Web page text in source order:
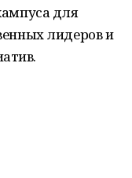
для
лидеров и